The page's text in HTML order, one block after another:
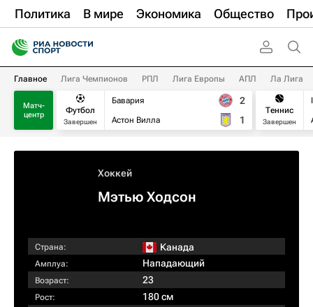
Политика В мире Экономика Общество
Главное Лига Чемпионов РПЛ Лига Европы АПЛ Ла Лига
Матч-
центр
Футбол
Завершен
Бавария
Астон Вилла
2
1
Теннис
Завершен
Хоккей
Мэтью Ходсон
Страна: Канада
Амплуа: Нападающий
Возраст: 23
Рост: 180 см